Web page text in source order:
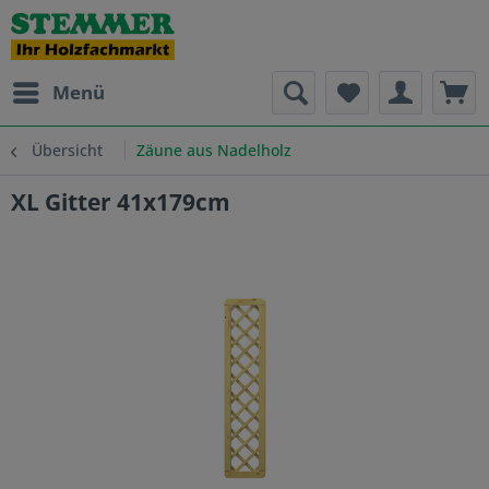
Menü
Übersicht Zäune aus Nadelholz
XL Gitter 41x179cm